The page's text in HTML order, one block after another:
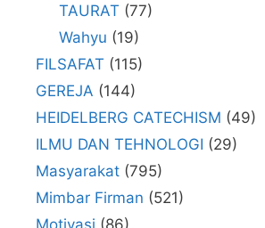
TAURAT (77)
Wahyu (19)
FILSAFAT (115)
GEREJA (144)
HEIDELBERG CATECHISM (49)
ILMU DAN TEHNOLOGI (29)
Masyarakat (795)
Mimbar Firman (521)
Motivasi (86)